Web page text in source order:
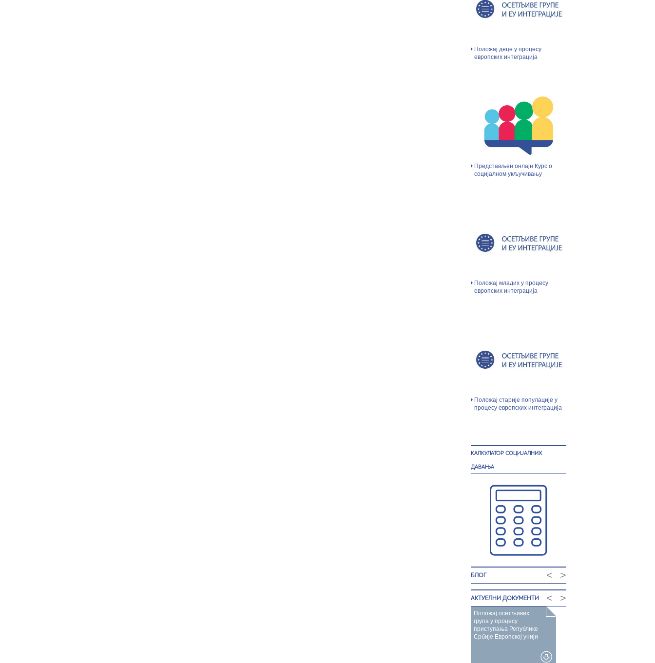
Положај деце у процесу
европских интеграција
Представљен онлајн Курс о
социјалном укључивању
Положај младих у процесу
европских интеграција
Положај старије популације у
процесу европских интеграција
КАЛКУЛАТОР СОЦИЈАЛНИХ
ДАВАЊА
БЛОГ >
<
АКТУЕЛНИ ДОКУМЕНТИ >
<
Положај осетљивих
група у процесу
приступања Републике
Србије Европској унији